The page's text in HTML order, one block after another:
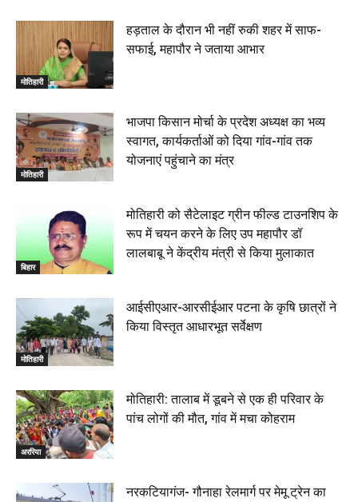
बेतिया में सगे भाई ने मां के साथ मिलकर की भाई की हत्या, शव
जलाया, दोनों गिरफ्तार, 14 June 2026
मोतिहारी। NDA सरकार, 12 साल विश्वास के, मीडिया संवाद में
सांसद रधामोहन सिंह, 13 June 2026
02:19
मोतिहारी
हड़ताल के दौरान भी नहीं रुकी शहर में साफ-
सफाई, महापौर ने जताया आभार
मोतिहारी
भाजपा किसान मोर्चा के प्रदेश अध्यक्ष का भव्य
स्वागत, कार्यकर्ताओं को दिया गांव-गांव तक
योजनाएं पहुंचाने का मंत्र
बिहार
मोतिहारी को सैटेलाइट ग्रीन फील्ड टाउनशिप के
रूप में चयन करने के लिए उप महापौर डॉ
लालबाबू ने केंद्रीय मंत्री से किया मुलाकात
मोतिहारी
आईसीएआर-आरसीईआर पटना के कृषि छात्रों ने
किया विस्तृत आधारभूत सर्वेक्षण
अररिया
मोतिहारी: तालाब में डूबने से एक ही परिवार के
पांच लोगों की मौत, गांव में मचा कोहराम
नरकटियागंज- गौनाहा रेलमार्ग पर मेमू ट्रेन का